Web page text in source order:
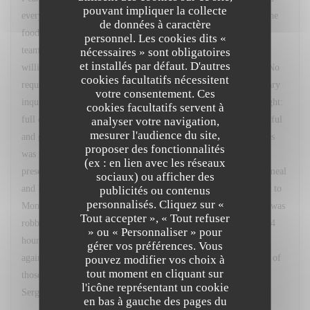
pouvant impliquer la collecte
de données à caractère
personnel. Les cookies dits «
nécessaires » sont obligatoires
et installés par défaut. D'autres
cookies facultatifs nécessitent
votre consentement. Ces
cookies facultatifs servent à
analyser votre navigation,
mesurer l'audience du site,
proposer des fonctionnalités
(ex : en lien avec les réseaux
sociaux) ou afficher des
publicités ou contenus
personnalisés. Cliquez sur «
Tout accepter », « Tout refuser
» ou « Personnaliser » pour
gérer vos préférences. Vous
pouvez modifier vos choix à
tout moment en cliquant sur
l'icône représentant un cookie
en bas à gauche des pages du
everything about the evening, from the welcome I received to the
food itself, was immaculate. As a solo diner, the front of house
team offered precisely the right blend of attentive service and
willingness to leave me to enjoy the meal. I was never rushed. No
request went unanswered but I was never bothered by unnecessary
inquiries about whether 'everything is ok?' The food was a delight:
full of wonderfully extracted flavour, careful, surprising, beautiful
and generous. The thought that went in to the sequence of dishes
was evident throughout and applied to every aspect of their
presentation: colour, texture, scale, scent. It was a magnificent meal
and I could not have enjoyed it more. The next day, on my way to
Montmartre to watch the closing stage of the Tour de France, I was
robbed of my belongings, including my passport. I then spent 24
hours attempting to get home, during which time I was robbed
again. Nonetheless, my memory of that trip to Paris will not be of
those painful inconveniences but of my wonderful dinner at Le
Sergeant Recruteur. Thank you.